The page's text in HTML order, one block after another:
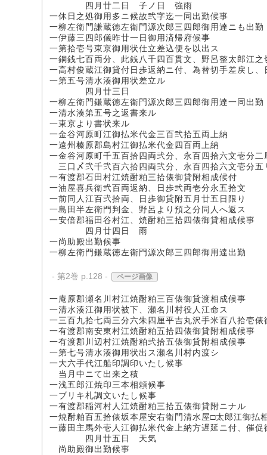
四月廿二日 子ノ日 強雨
一休日之処御用多ニ候故弐字迄一同出勤候事
一柳左衛門謙蔵徳左衛門源次郎三四郎御用達ニも出勤
一伊藤三四郎儀昨廿一日御用済帰府候事
一第拾壱号東京御用状仕立差込便を以出ス
一銅銭七百両分、此銭八千四百貫文、野呂整太郎江
一高村俊蔵江御貸付日歩返納ニ付、為替切手差戻し
一第五号清水湊御用状差立ル
四月廿三日
一柳左衛門鎌蔵徳左衛門源次郎三四郎御用達一同出勤
一清水湊第五号之返書来ル
一東京より書状来ル
一金谷河原町江御払米代金三百弐拾五両上納
一遠州榛原郡島村江御払米代金四百両上納
一金谷河原町千五百拾四両弐分、永百四拾六文壱分二
三口〆弐千弐百六拾四両弐分、永百四拾六文壱分五
一有渡郡石田村江焼酎粕三拾俵御貸附相成候付
一油屋喜兵衛弐百両返納、日歩弐両壱分永五拾文
一前同人江百弐拾両、日歩御貸附五月廿五日限り
一島田半左衛門判金、野呂より預之分同人へ返ス
一安倍郡福田谷村江、焼酎粕三拾四俵御貸相成候事
四月廿四日 雨
一尚助殿出勤候事
一柳左衛門鎌蔵徳左衛門源次郎三四郎御用達出勤
- 第2巻 p.128 - ページ画像
一庵原郡瀬名川村江焼酎粕三百俵御貸渡相成候事
一清水湊江御用状被下、瀬名川村役人江命ス
一三百九拾七両三分六朱四厘平吉丸沢手米百八拾壱
一有渡郡南安東村江焼酎粕五拾四俵御貸附相成候事
一有渡郡川辺村江焼酎粕弐拾五俵御貸附相成候事
一第七号清水湊御用状出ス瀬名川村内渡シ
一大六手代江船印調印いたし候事
当月中ニて出来之積
一浅五郎江焼印三本相頼候事
一ブリキ札調文いたし候事
一有渡郡稲河村人江焼酎粕三拾五俵御貸附ニナル
一焼酎粕百五拾俵坂本屋安右衛門清水屋□太郎江御払
一藤田主馬外壱人江御払米代金上納方遅延ニ付、催
四月廿五日 天気
尚助殿御出勤候事